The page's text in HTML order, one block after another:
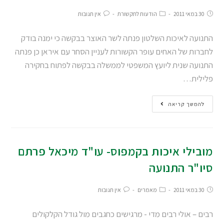
30 במאי 2011 הודעות לתקשורת אין תגובות
התנועה לאיכות השלטון פנתה לשר האוצר בבקשה כי ימנה בודק
לחברות של האחים עופר הקשורות לעניין הסחר עם איראן כן פנתה
התנועה שנית ליועץ המשפטי לממשלה בבקשה לפתוח בחקירה
פלילית…
להמשך קריאה
מובילי איכות בקמפוס- עו"ד מיכאל פרתם
סיו"ר התנועה
30 במאי 2011 מאמרים אין תגובות
רבים – אולי רבים מדי - מרגישים כחגבים מול גודל הקלקולים